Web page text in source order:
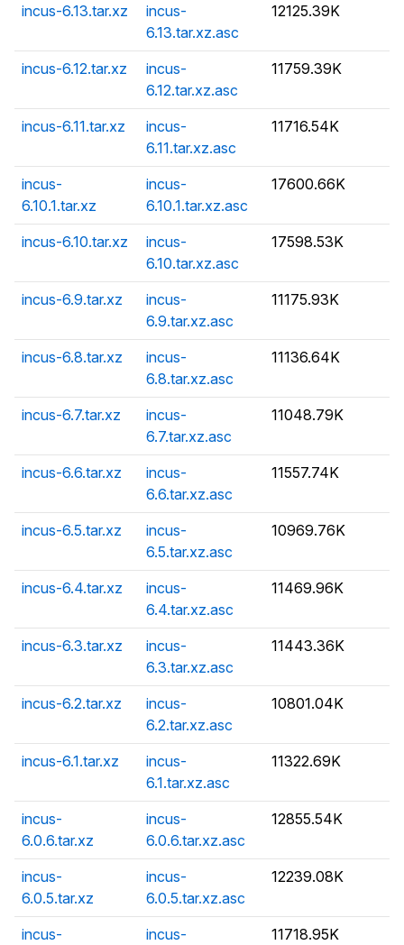
incus-6.13.tar.xz
incus-
6.13.tar.xz.asc
12125.39K
incus-6.12.tar.xz
incus-
6.12.tar.xz.asc
11759.39K
incus-6.11.tar.xz
incus-
6.11.tar.xz.asc
11716.54K
incus-
6.10.1.tar.xz
incus-
6.10.1.tar.xz.asc
17600.66K
incus-6.10.tar.xz
incus-
6.10.tar.xz.asc
17598.53K
incus-6.9.tar.xz
incus-
6.9.tar.xz.asc
11175.93K
incus-6.8.tar.xz
incus-
6.8.tar.xz.asc
11136.64K
incus-6.7.tar.xz
incus-
6.7.tar.xz.asc
11048.79K
incus-6.6.tar.xz
incus-
6.6.tar.xz.asc
11557.74K
incus-6.5.tar.xz
incus-
6.5.tar.xz.asc
10969.76K
incus-6.4.tar.xz
incus-
6.4.tar.xz.asc
11469.96K
incus-6.3.tar.xz
incus-
6.3.tar.xz.asc
11443.36K
incus-6.2.tar.xz
incus-
6.2.tar.xz.asc
10801.04K
incus-6.1.tar.xz
incus-
6.1.tar.xz.asc
11322.69K
incus-
6.0.6.tar.xz
incus-
6.0.6.tar.xz.asc
12855.54K
incus-
6.0.5.tar.xz
incus-
6.0.5.tar.xz.asc
12239.08K
incus-
incus-
11718.95K